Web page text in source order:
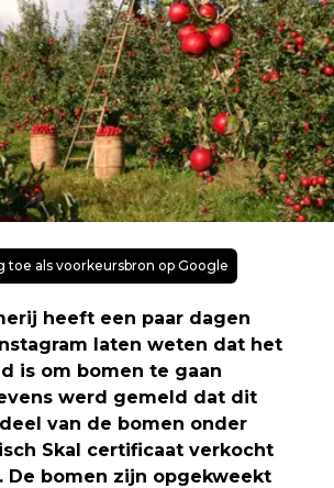
toe als voorkeursbron op Google
heeft een paar dagen
laten weten dat het
is om bomen te gaan
werd gemeld dat dit
van de bomen onder
Skal certificaat verkocht
De bomen zijn opgekweekt